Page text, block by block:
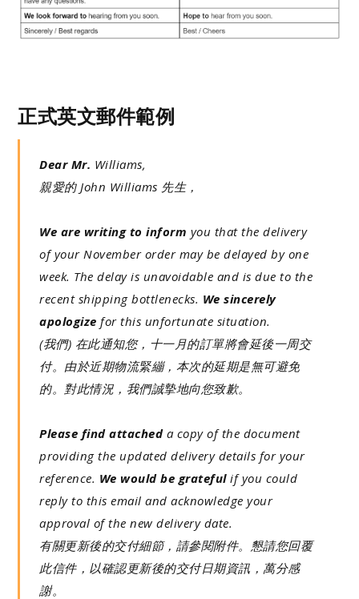
正式英文郵件範例
Dear Mr. Williams,
親愛的 John Williams 先生，
We are writing to inform you that the delivery
of your November order may be delayed by one
week. The delay is unavoidable and is due to the
recent shipping bottlenecks. We sincerely
apologize for this unfortunate situation.
(我們) 在此通知您，十一月的訂單將會延後一周交
付。由於近期物流緊繃，本次的延期是無可避免
的。對此情況，我們誠摯地向您致歉。
Please find attacheda copy of the document
providing the updated delivery details for your
reference. We would be gratefulif you could
reply to this email and acknowledge your
approval of the new delivery date.
有關更新後的交付細節，請參閱附件。懇請您回覆
此信件，以確認更新後的交付日期資訊，萬分感
謝。